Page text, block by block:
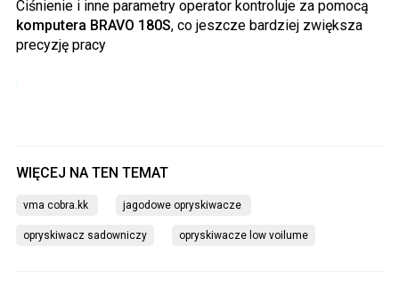
Ciśnienie i inne parametry operator kontroluje za pomocą
komputera BRAVO 180S, co jeszcze bardziej zwiększa
precyzję pracy
vma cobra.kk jagodowe opryskiwacze
opryskiwacz sadowniczy opryskiwacze low voilume